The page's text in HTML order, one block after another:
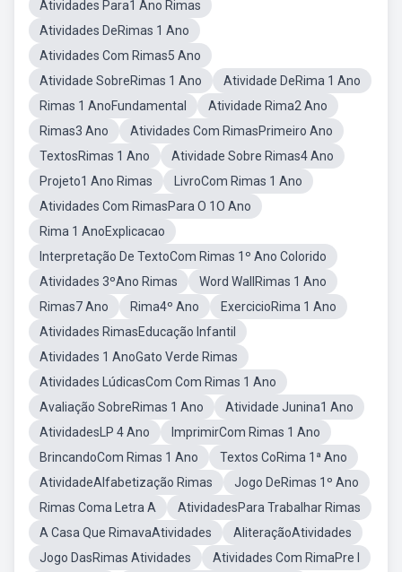
Atividades Para1 Ano Rimas
Atividades DeRimas 1 Ano
Atividades Com Rimas5 Ano
Atividade SobreRimas 1 Ano
Atividade DeRima 1 Ano
Rimas 1 AnoFundamental
Atividade Rima2 Ano
Rimas3 Ano
Atividades Com RimasPrimeiro Ano
TextosRimas 1 Ano
Atividade Sobre Rimas4 Ano
Projeto1 Ano Rimas
LivroCom Rimas 1 Ano
Atividades Com RimasPara O 1O Ano
Rima 1 AnoExplicacao
Interpretação De TextoCom Rimas 1º Ano Colorido
Atividades 3ºAno Rimas
Word WallRimas 1 Ano
Rimas7 Ano
Rima4º Ano
ExercicioRima 1 Ano
Atividades RimasEducação Infantil
Atividades 1 AnoGato Verde Rimas
Atividades LúdicasCom Com Rimas 1 Ano
Avaliação SobreRimas 1 Ano
Atividade Junina1 Ano
AtividadesLP 4 Ano
ImprimirCom Rimas 1 Ano
BrincandoCom Rimas 1 Ano
Textos CoRima 1ª Ano
AtividadeAlfabetização Rimas
Jogo DeRimas 1º Ano
Rimas Coma Letra A
AtividadesPara Trabalhar Rimas
A Casa Que RimavaAtividades
AliteraçãoAtividades
Jogo DasRimas Atividades
Atividades Com RimaPre I